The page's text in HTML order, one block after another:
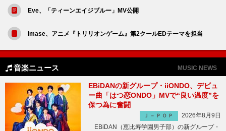
Eve、「ティーンエイジブルー」MV公開
imase、アニメ『トリリオンゲーム』第2クールEDテーマを担当
音楽ニュース MUSIC NEWS
EBiDANの新グループ・iiONDO、デビュ
ー曲「はつ恋ONDO」MVで“良い温度”を
保つ為に奮闘
Ｊ－ＰＯＰ
2026年8月9日
EBiDAN（恵比寿学園男子部）の新グループ・